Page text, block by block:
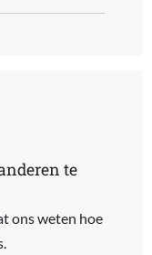
te
ons weten hoe